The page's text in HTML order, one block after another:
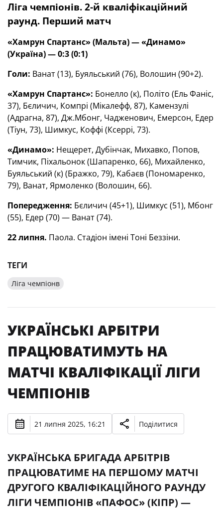
Ліга чемпіонів. 2-й кваліфікаційний
раунд. Перший матч
«Хамрун Спартанс» (Мальта) — «Динамо»
(Україна) — 0:3 (0:1)
Голи: Ванат (13), Буяльський (76), Волошин (90+2).
«Хамрун Спартанс»: Бонелло (к), Політо (Ель Фаніс,
37), Бєличич, Компрі (Мікалефф, 87), Камензулі
(Адрагна, 87), Дж.Мбонг, Чадженович, Емерсон, Едер
(Тіун, 73), Шимкус, Коффі (Ксеррі, 73).
«Динамо»: Нещерет, Дубінчак, Михавко, Попов,
Тимчик, Піхальонок (Шапаренко, 66), Михайленко,
Буяльський (к) (Бражко, 79), Кабаєв (Пономаренко,
79), Ванат, Ярмоленко (Волошин, 66).
Попередження: Бєличич (45+1), Шимкус (51), Мбонг
(55), Едер (70) — Ванат (74).
22 липня. Паола. Стадіон імені Тоні Беззіни.
ТЕГИ
Ліга чемпіонв
УКРАЇНСЬКІ АРБІТРИ
ПРАЦЮВАТИМУТЬ НА
МАТЧІ КВАЛІФІКАЦІЇ ЛІГИ
ЧЕМПІОНІВ
21 липня 2025, 16:21 Поділитися
УКРАЇНСЬКА БРИГАДА АРБІТРІВ
ПРАЦЮВАТИМЕ НА ПЕРШОМУ МАТЧІ
ДРУГОГО КВАЛІФІКАЦІЙНОГО РАУНДУ
ЛІГИ ЧЕМПІОНІВ «ПАФОС» (КІПР) —